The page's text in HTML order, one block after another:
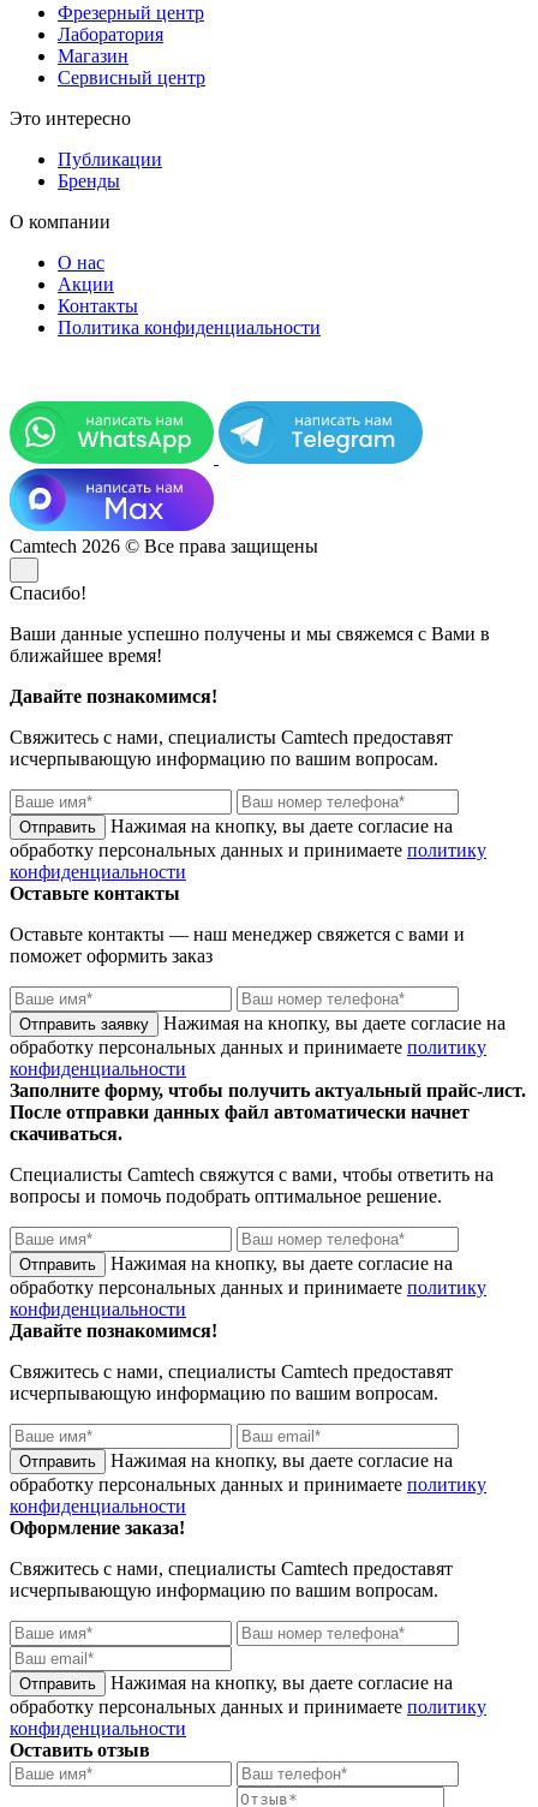
Фрезерный центр
Лаборатория
Магазин
Сервисный центр
Это интересно
Публикации
Бренды
О компании
О нас
Акции
Контакты
Политика конфиденциальности
Camtech 2026 © Все права защищены
Спасибо!
Ваши данные успешно получены и мы свяжемся с Вами в
ближайшее время!
Давайте познакомимся!
Свяжитесь с нами, специалисты Camtech предоставят
исчерпывающую информацию по вашим вопросам.
Нажимая на кнопку, вы даете согласие на
обработку персональных данных и принимаете политику
конфиденциальности
Оставьте контакты
Оставьте контакты — наш менеджер свяжется с вами и
поможет оформить заказ
Нажимая на кнопку, вы даете согласие на
обработку персональных данных и принимаете политику
конфиденциальности
Заполните форму, чтобы получить актуальный прайс-лист.
После отправки данных файл автоматически начнет
скачиваться.
Специалисты Camtech свяжутся с вами, чтобы ответить на
вопросы и помочь подобрать оптимальное решение.
Нажимая на кнопку, вы даете согласие на
обработку персональных данных и принимаете политику
конфиденциальности
Давайте познакомимся!
Свяжитесь с нами, специалисты Camtech предоставят
исчерпывающую информацию по вашим вопросам.
Нажимая на кнопку, вы даете согласие на
обработку персональных данных и принимаете политику
конфиденциальности
Оформление заказа!
Свяжитесь с нами, специалисты Camtech предоставят
исчерпывающую информацию по вашим вопросам.
Нажимая на кнопку, вы даете согласие на
обработку персональных данных и принимаете политику
конфиденциальности
Оставить отзыв